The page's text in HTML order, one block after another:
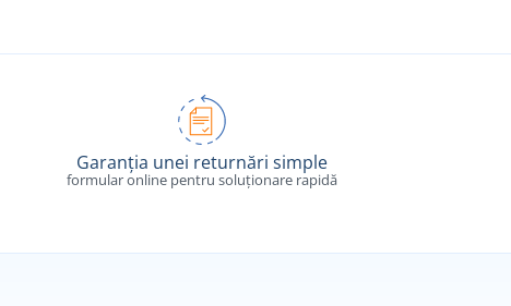
Garanția unei returnări simple
formular online pentru soluționare rapidă